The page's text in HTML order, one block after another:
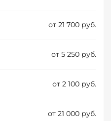
от 21 700 руб.
от 5 250 руб.
от 2 100 руб.
от 21 000 руб.